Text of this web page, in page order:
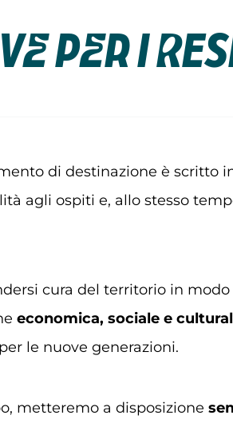
PER I
di destinazione è scritto
agli ospiti e, allo stesso
cura del territorio in
economica, sociale e
le nuove generazioni.
metteremo a disposizione